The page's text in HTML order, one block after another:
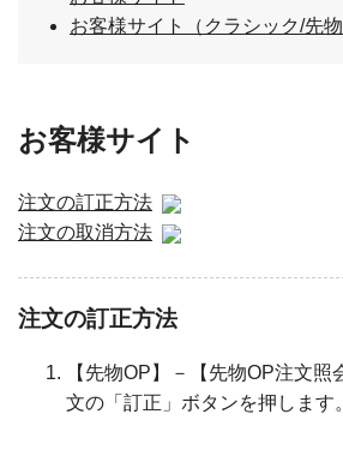
お客様サイト（クラシック/先物
お客様サイト
注文の訂正方法
注文の取消方法
注文の訂正方法
【先物OP】－【先物OP注文照
文の「訂正」ボタンを押します。